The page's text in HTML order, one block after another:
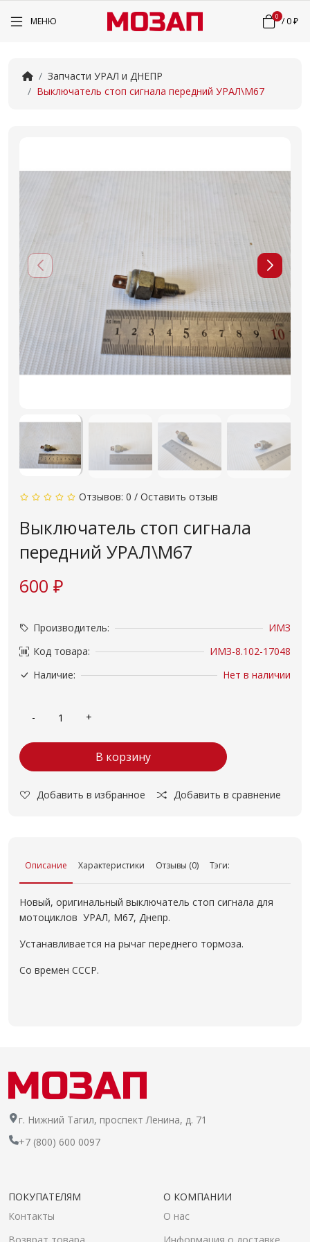
МЕНЮ 0 /0 ₽
Запчасти УРАЛ и ДНЕПР
Выключатель стоп сигнала передний УРАЛ\М67
Отзывов: 0 / Оставить отзыв
Выключатель стоп сигнала
передний УРАЛ\М67
600 ₽
Производитель:
ИМЗ
Код товара:
ИМЗ-8.102-17048
Наличие:
Нет в наличии
В корзину
Добавить в избранное Добавить в сравнение
Описание Характеристики Отзывы (0) Тэги:
Новый, оригинальный выключатель стоп сигнала для
мотоциклов УРАЛ, М67, Днепр.
Устанавливается на рычаг переднего тормоза.
Со времен СССР.
г. Нижний Тагил, проспект Ленина, д. 71
+7 (800) 600 0097
ПОКУПАТЕЛЯМ
Контакты
О КОМПАНИИ
О нас